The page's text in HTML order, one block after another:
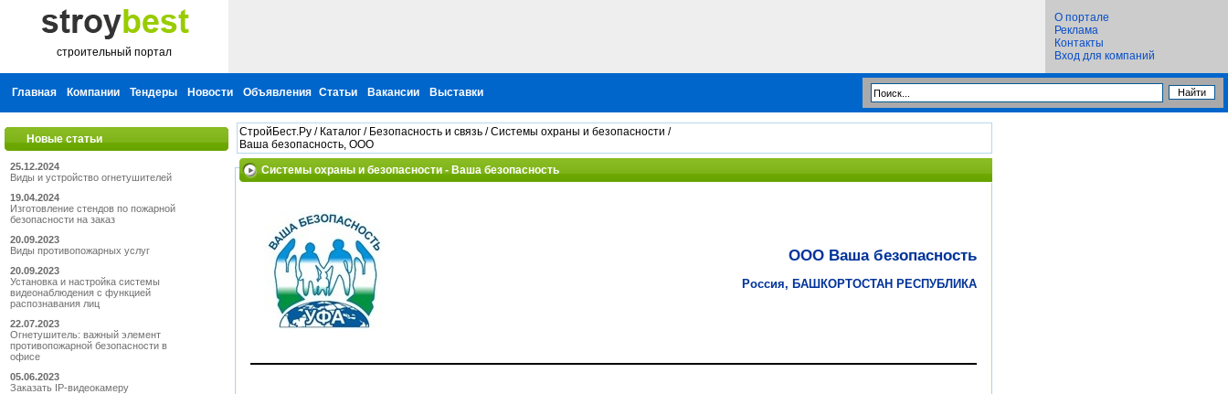
строительный портал
О портале
Реклама
Контакты
Вход для компаний
Главная Компании Тендеры Новости Объявления Статьи Вакансии Выставки
Новые статьи
25.12.2024
Виды и устройство огнетушителей
19.04.2024
Изготовление стендов по пожарной
безопасности на заказ
20.09.2023
Виды противопожарных услуг
20.09.2023
Установка и настройка системы
видеонаблюдения с функцией
распознавания лиц
22.07.2023
Огнетушитель: важный элемент
противопожарной безопасности в
офисе
05.06.2023
Заказать IP-видеокамеру
СтройБест.Ру / Каталог / Безопасность и связь /Системы охраны и безопасности /
Ваша безопасность, ООО
Системы охраны и безопасности - Ваша безопасность
ООО Ваша безопасность
Россия, БАШКОРТОСТАН РЕСПУБЛИКА